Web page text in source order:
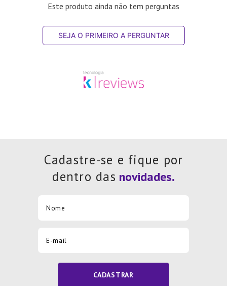
Este produto ainda não tem perguntas
SEJA O PRIMEIRO A PERGUNTAR
Cadastre-se e fique por
dentro das
CADASTRAR